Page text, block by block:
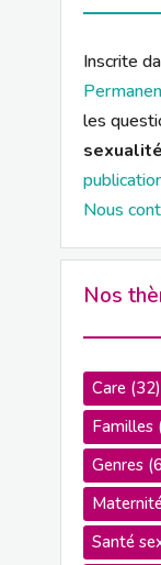
Inscrite
les
Nous
Nos
Care(32)
Familles
Genres
Santé